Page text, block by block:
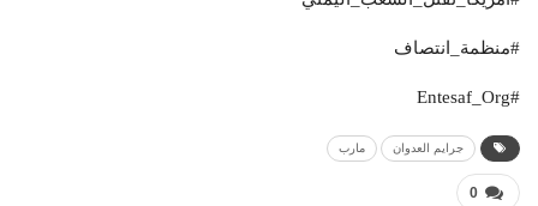
#منظمة_انتصاف
#Entesaf_Org
جرايم العدوان مارب
0